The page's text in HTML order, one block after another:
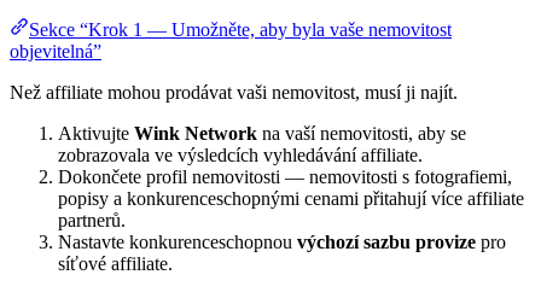
Sekce “Krok 1 — Umožněte, aby byla vaše nemovitost
objevitelná”
Než affiliate mohou prodávat vaši nemovitost, musí ji najít.
Aktivujte Wink Network na vaší nemovitosti, aby se
zobrazovala ve výsledcích vyhledávání affiliate.
Dokončete profil nemovitosti — nemovitosti s fotografiemi,
popisy a konkurenceschopnými cenami přitahují více affiliate
partnerů.
Nastavte konkurenceschopnou výchozí sazbu provize pro
síťové affiliate.